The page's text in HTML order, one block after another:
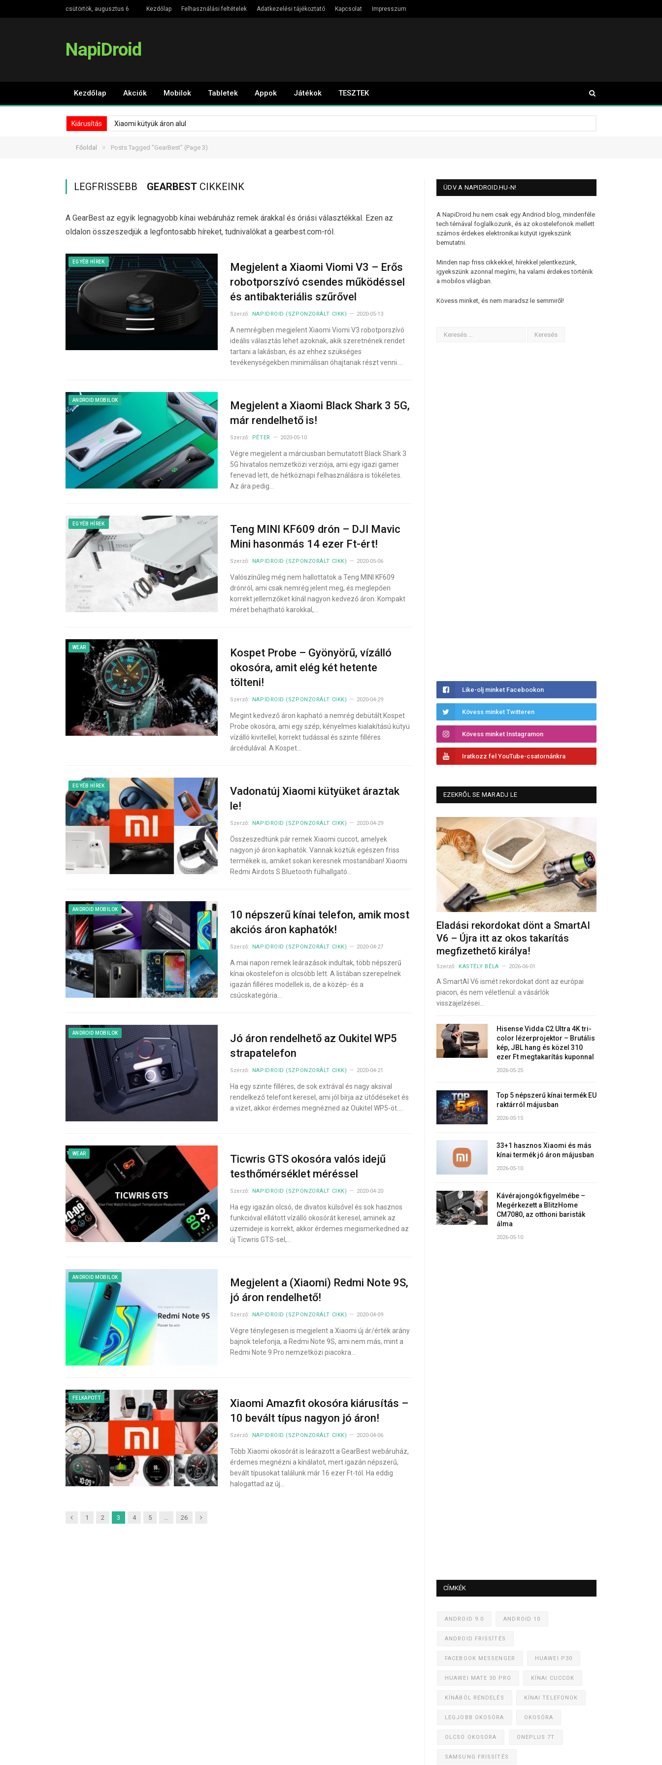
csütörtök, augusztus 6 Kezdőlap Felhasználási feltételek Adatkezelési tájékoztató Kapcsolat Impresszum
NapiDroid
Kezdőlap Akciók Mobilok Tabletek Appok Játékok TESZTEK
Kiárusítás Xiaomi kütyük áron alul
Főoldal » Posts Tagged "GearBest" (Page 3)
LEGFRISSEBB GEARBEST CIKKEINK
A GearBest az egyik legnagyobb kínai webáruház remek árakkal és óriási választékkal. Ezen az
oldalon összeszedjük a legfontosabb híreket, tudnivalókat a gearbest.com-ról.
EGYÉB HÍREK
Megjelent a Xiaomi Viomi V3 – Erős
robotporszívó csendes működéssel
és antibakteriális szűrővel
Szerző: NAPIDROID (SZPONZORÁLT CIKK) 2020-05-13
A nemrégiben megjelent Xiaomi Viomi V3 robotporszívó
ideális választás lehet azoknak, akik szeretnének rendet
tartani a lakásban, és az ehhez szükséges
tevékenységekben minimálisan óhajtanak részt venni.…
ANDROID MOBILOK
Megjelent a Xiaomi Black Shark 3 5G,
már rendelhető is!
Szerző: PÉTER 2020-05-10
Végre megjelent a márciusban bemutatott Black Shark 3
5G hivatalos nemzetközi verziója, ami egy igazi gamer
fenevad lett, de hétköznapi felhasználásra is tökéletes.
Az ára pedig…
EGYÉB HÍREK
Teng MINI KF609 drón – DJI Mavic
Mini hasonmás 14 ezer Ft-ért!
Szerző: NAPIDROID (SZPONZORÁLT CIKK) 2020-05-06
Valószínűleg még nem hallottatok a Teng MINI KF609
drónról, ami csak nemrég jelent meg, és meglepően
korrekt jellemzőket kínál nagyon kedvező áron. Kompakt
méret behajtható karokkal,…
WEAR
Kospet Probe – Gyönyörű, vízálló
okosóra, amit elég két hetente
tölteni!
Szerző: NAPIDROID (SZPONZORÁLT CIKK) 2020-04-29
Megint kedvező áron kapható a nemrég debütált Kospet
Probe okosóra, ami egy szép, kényelmes kialakítású kütyü
vízálló kivitellel, korrekt tudással és szinte filléres
árcédulával. A Kospet…
EGYÉB HÍREK
Vadonatúj Xiaomi kütyüket áraztak
le!
Szerző: NAPIDROID (SZPONZORÁLT CIKK) 2020-04-29
Összeszedtünk pár remek Xiaomi cuccot, amelyek
nagyon jó áron kaphatók. Vannak köztük egészen friss
termékek is, amiket sokan keresnek mostanában! Xiaomi
Redmi Airdots S Bluetooth fülhallgató…
ANDROID MOBILOK
10 népszerű kínai telefon, amik most
akciós áron kaphatók!
Szerző: NAPIDROID (SZPONZORÁLT CIKK) 2020-04-27
A mai napon remek leárazások indultak, több népszerű
kínai okostelefon is olcsóbb lett. A listában szerepelnek
igazán filléres modellek is, de a közép- és a
csúcskategória…
ANDROID MOBILOK
Jó áron rendelhető az Oukitel WP5
strapatelefon
Szerző: NAPIDROID (SZPONZORÁLT CIKK) 2020-04-21
Ha egy szinte filléres, de sok extrával és nagy aksival
rendelkező telefont keresel, ami jól bírja az ütődéseket és
a vizet, akkor érdemes megnézned az Oukitel WP5-öt.…
WEAR
Ticwris GTS okosóra valós idejű
testhőmérséklet méréssel
Szerző: NAPIDROID (SZPONZORÁLT CIKK) 2020-04-20
Ha egy igazán olcsó, de divatos külsővel és sok hasznos
funkcióval ellátott vízálló okosórát keresel, aminek az
üzemideje is korrekt, akkor érdemes megismerkedned az
új Ticwris GTS-sel,…
ANDROID MOBILOK
Megjelent a (Xiaomi) Redmi Note 9S,
jó áron rendelhető!
Szerző: NAPIDROID (SZPONZORÁLT CIKK) 2020-04-09
Végre ténylegesen is megjelent a Xiaomi új ár/érték arány
bajnok telefonja, a Redmi Note 9S, ami nem más, mint a
Redmi Note 9 Pro nemzetközi piacokra…
FELKAPOTT
Xiaomi Amazfit okosóra kiárusítás –
10 bevált típus nagyon jó áron!
Szerző: NAPIDROID (SZPONZORÁLT CIKK) 2020-04-06
Több Xiaomi okosórát is leárazott a GearBest webáruház,
érdemes megnézni a kínálatot, mert igazán népszerű,
bevált típusokat találunk már 16 ezer Ft-tól. Ha eddig
halogattad az új…
Previous
1 2 3 4 5 26 Next
ÜDV A NAPIDROID.HU-N!
A NapiDroid.hu nem csak egy Andriod blog, mindenféle
tech témával foglalkozunk, és az okostelefonok mellett
számos érdekes elektronikai kütyüt igyekszünk
bemutatni.
Minden nap friss cikkekkel, hírekkel jelentkezünk,
igyekszünk azonnal megírni, ha valami érdekes történik
a mobilos világban.
Kövess minket, és nem maradsz le semmiről!
Like-olj minket Facebookon
Kövess minket Twitteren
Kövess minket Instagramon
Iratkozz fel YouTube-csatornánkra
EZEKRŐL SE MARADJ LE
Eladási rekordokat dönt a SmartAI
V6 – Újra itt az okos takarítás
megfizethető királya!
Szerző: KASTÉLY BÉLA 2026-06-01
A SmartAI V6 ismét rekordokat dönt az európai
piacon, és nem véletlenül: a vásárlók
visszajelzései…
Hisense Vidda C2 Ultra 4K tri-
color lézerprojektor – Brutális
kép, JBL hang és közel 310
ezer Ft megtakarítás kuponnal
2026-05-25
Top 5 népszerű kínai termék EU
raktárról májusban
2026-05-15
33+1 hasznos Xiaomi és más
kínai termék jó áron májusban
2026-05-10
Kávérajongók figyelmébe –
Megérkezett a BlitzHome
CM7080, az otthoni baristák
álma
2026-05-10
CÍMKÉK
ANDROID 9.0 ANDROID 10
ANDROID FRISSÍTÉS
FACEBOOK MESSENGER HUAWEI P30
HUAWEI MATE 30 PRO KÍNAI CUCCOK
KÍNÁBÓL RENDELÉS KÍNAI TELEFONOK
LEGJOBB OKOSÓRA OKOSÓRA
OLCSÓ OKOSÓRA ONEPLUS 7T
SAMSUNG FRISSÍTÉS